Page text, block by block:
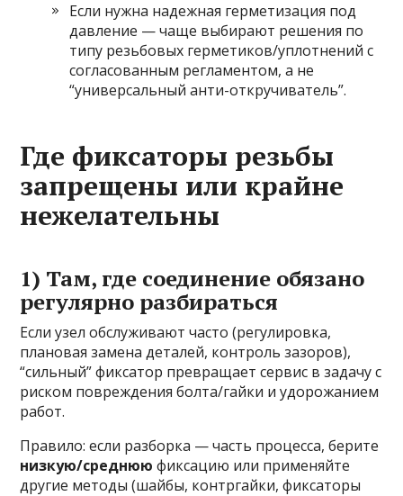
Если нужна надежная герметизация под
давление — чаще выбирают решения по
типу резьбовых герметиков/уплотнений с
согласованным регламентом, а не
“универсальный анти-откручиватель”.
Где фиксаторы резьбы
запрещены или крайне
нежелательны
1) Там, где соединение обязано
регулярно разбираться
Если узел обслуживают часто (регулировка,
плановая замена деталей, контроль зазоров),
“сильный” фиксатор превращает сервис в задачу с
риском повреждения болта/гайки и удорожанием
работ.
Правило: если разборка — часть процесса, берите
низкую/среднюю фиксацию или применяйте
другие методы (шайбы, контргайки, фиксаторы